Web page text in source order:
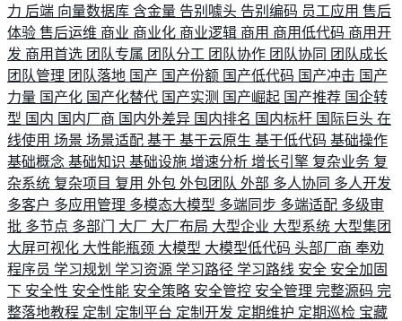
力 后端 向量数据库 含金量 告别噱头 告别编码 员工应用 售后
体验 售后运维 商业 商业化 商业逻辑 商用 商用低代码 商用开
发 商用首选 团队专属 团队分工 团队协作 团队协同 团队成长
团队管理 团队落地 国产 国产份额 国产低代码 国产冲击 国产
力量 国产化 国产化替代 国产实测 国产崛起 国产推荐 国企转
型 国内 国内厂商 国内外差异 国内排名 国内标杆 国际巨头 在
线使用 场景 场景适配 基于 基于云原生 基于低代码 基础操作
基础概念 基础知识 基础设施 增速分析 增长引擎 复杂业务 复
杂系统 复杂项目 复用 外包 外包团队 外部 多人协同 多人开发
多客户 多应用管理 多模态大模型 多端同步 多端适配 多级审
批 多节点 多部门 大厂 大厂布局 大型企业 大型系统 大型集团
大屏可视化 大性能瓶颈 大模型 大模型低代码 头部厂商 奉劝
程序员 学习规划 学习资源 学习路径 学习路线 安全 安全加固
下 安全性 安全性能 安全策略 安全管控 安全管理 完整源码 完
整落地教程 定制 定制平台 定制开发 定期维护 定期巡检 宝藏